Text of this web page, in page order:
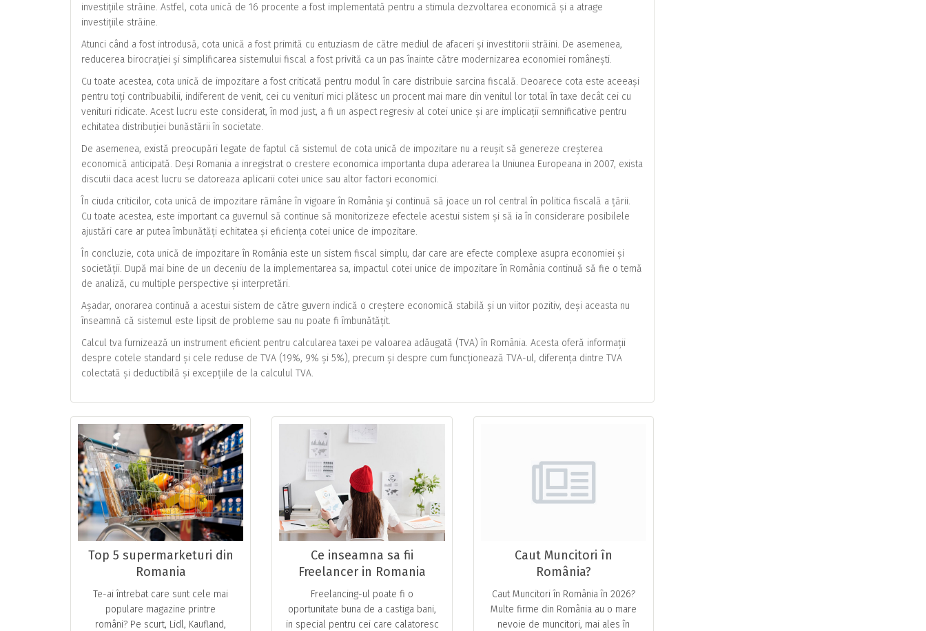
investițiile străine. Astfel, cota unică de 16 procente a fost implementată pentru a stimula dezvoltarea economică și a atrage
investițiile străine.
Atunci când a fost introdusă, cota unică a fost primită cu entuziasm de către mediul de afaceri și investitorii străini. De asemenea,
reducerea birocrației și simplificarea sistemului fiscal a fost privită ca un pas înainte către modernizarea economiei românești.
Cu toate acestea, cota unică de impozitare a fost criticată pentru modul în care distribuie sarcina fiscală. Deoarece cota este aceeași
pentru toți contribuabilii, indiferent de venit, cei cu venituri mici plătesc un procent mai mare din venitul lor total în taxe decât cei cu
venituri ridicate. Acest lucru este considerat, în mod just, a fi un aspect regresiv al cotei unice și are implicații semnificative pentru
echitatea distribuției bunăstării în societate.
De asemenea, există preocupări legate de faptul că sistemul de cota unică de impozitare nu a reușit să genereze creșterea
economică anticipată. Deși Romania a inregistrat o crestere economica importanta dupa aderarea la Uniunea Europeana in 2007, exista
discutii daca acest lucru se datoreaza aplicarii cotei unice sau altor factori economici.
În ciuda criticilor, cota unică de impozitare rămâne în vigoare în România și continuă să joace un rol central în politica fiscală a țării.
Cu toate acestea, este important ca guvernul să continue să monitorizeze efectele acestui sistem și să ia în considerare posibilele
ajustări care ar putea îmbunătăți echitatea și eficiența cotei unice de impozitare.
În concluzie, cota unică de impozitare în România este un sistem fiscal simplu, dar care are efecte complexe asupra economiei și
societății. După mai bine de un deceniu de la implementarea sa, impactul cotei unice de impozitare în România continuă să fie o temă
de analiză, cu multiple perspective și interpretări.
Așadar, onorarea continuă a acestui sistem de către guvern indică o creștere economică stabilă și un viitor pozitiv, deși aceasta nu
înseamnă că sistemul este lipsit de probleme sau nu poate fi îmbunătățit.
Calcul tva furnizează un instrument eficient pentru calcularea taxei pe valoarea adăugată (TVA) în România. Acesta oferă informații
despre cotele standard și cele reduse de TVA (19%, 9% și 5%), precum și despre cum funcționează TVA-ul, diferența dintre TVA
colectată și deductibilă și excepțiile de la calculul TVA.
Top 5 supermarketuri din
Romania
Te-ai întrebat care sunt cele mai
populare magazine printre
români? Pe scurt, Lidl, Kaufland,
Ce inseamna sa fii
Freelancer in Romania
Freelancing-ul poate fi o
oportunitate buna de a castiga bani,
in special pentru cei care calatoresc
Caut Muncitori în
România?
Caut Muncitori în România în 2026?
Multe firm͏e din România au o mare
nevoie de muncitori, mai ales în